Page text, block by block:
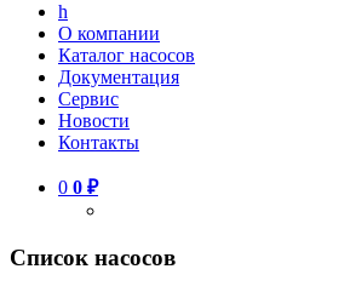
h
О компании
Каталог насосов
Документация
Сервис
Новости
Контакты
0 0 ₽
Список насосов